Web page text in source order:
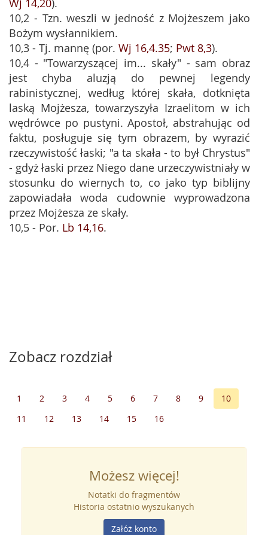
Wj 14,20).
10,2 - Tzn. weszli w jedność z Mojżeszem jako
Bożym wysłannikiem.
10,3 - Tj. mannę (por. Wj 16,4.35; Pwt 8,3).
10,4 - "Towarzyszącej im... skały" - sam obraz
jest chyba aluzją do pewnej legendy
rabinistycznej, według której skała, dotknięta
laską Mojżesza, towarzyszyła Izraelitom w ich
wędrówce po pustyni. Apostoł, abstrahując od
faktu, posługuje się tym obrazem, by wyrazić
rzeczywistość łaski; "a ta skała - to był Chrystus"
- gdyż łaski przez Niego dane urzeczywistniały w
stosunku do wiernych to, co jako typ biblijny
zapowiadała woda cudownie wyprowadzona
przez Mojżesza ze skały.
10,5 - Por. Lb 14,16.
Zobacz rozdział
1 2 3 4 5 6 7 8 9
10
11
12 13 14 15 16
Możesz więcej!
Notatki do fragmentów
Historia ostatnio wyszukanych
Załóż konto